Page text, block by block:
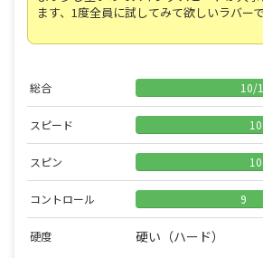
ます、1度全員に試してみて欲しいラバー
総合 10/
スピード 10
スピン 10
コントロール 9
硬度 硬い（ハード）